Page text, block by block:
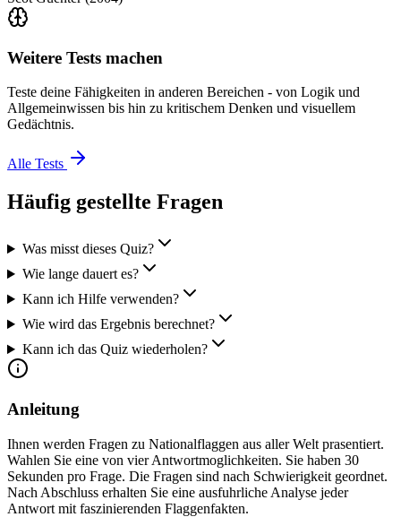
Weitere Tests machen
Teste deine Fähigkeiten in anderen Bereichen - von Logik und
Allgemeinwissen bis hin zu kritischem Denken und visuellem
Gedächtnis.
Alle Tests
Häufig gestellte Fragen
Was misst dieses Quiz?
Wie lange dauert es?
Kann ich Hilfe verwenden?
Wie wird das Ergebnis berechnet?
Kann ich das Quiz wiederholen?
Anleitung
Ihnen werden Fragen zu Nationalflaggen aus aller Welt prasentiert.
Wahlen Sie eine von vier Antwortmoglichkeiten. Sie haben 30
Sekunden pro Frage. Die Fragen sind nach Schwierigkeit geordnet.
Nach Abschluss erhalten Sie eine ausfuhrliche Analyse jeder
Antwort mit faszinierenden Flaggenfakten.